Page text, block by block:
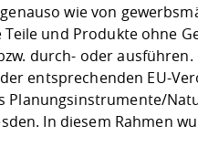
wie von
und Produkte ohne
durch- oder ausführen.
entsprechenden EU-
Planungsinstrumente/
In diesem Rahmen